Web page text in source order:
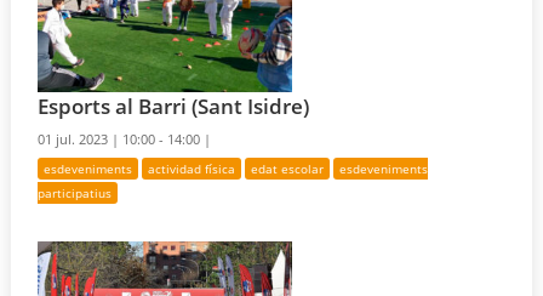
Esports al Barri (Sant Isidre)
01 jul. 2023 | 10:00 - 14:00 |
esdeveniments actividad física edat escolar
esdeveniments
participatius